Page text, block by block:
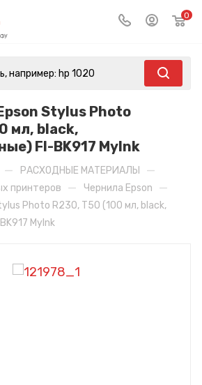
0
Stylus Photo
мл, black,
FI-BK917 MyInk
— РАСХОДНЫЕ МАТЕРИАЛЫ —
принтеров — Чернила Epson —
Photo R230, T50 (100 мл, black,
MyInk